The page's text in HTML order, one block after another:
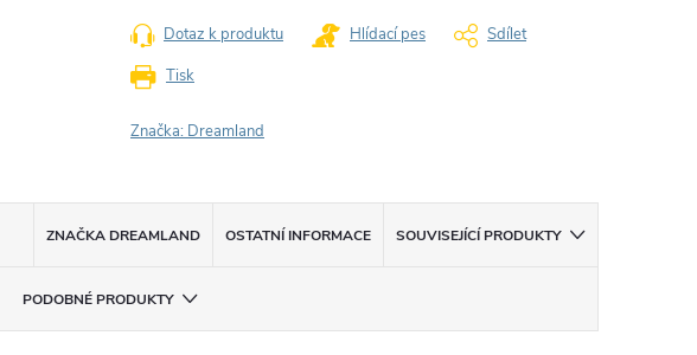
Tisk
Dotaz k produktu Hlídací pes Sdílet
Značka: Dreamland
ZNAČKA DREAMLAND OSTATNÍ INFORMACE SOUVISEJÍCÍ PRODUKTY
PODOBNÉ PRODUKTY